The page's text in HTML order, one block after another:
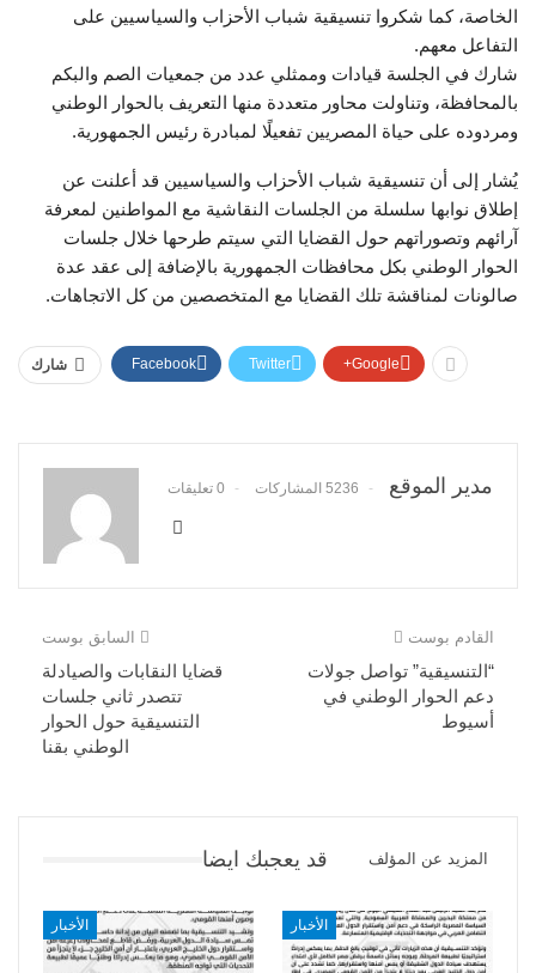
الخاصة، كما شكروا تنسيقية شباب الأحزاب والسياسيين على
التفاعل معهم.
شارك في الجلسة قيادات وممثلي عدد من جمعيات الصم والبكم
بالمحافظة، و‏تناولت محاور متعددة منها التعريف بالحوار الوطني
ومردوده على حياة المصريين تفعيلًا لمبادرة رئيس الجمهورية.
يُشار إلى أن تنسيقية شباب الأحزاب والسياسيين قد أعلنت عن
إطلاق نوابها سلسلة من الجلسات النقاشية مع المواطنين لمعرفة
آرائهم وتصوراتهم حول القضايا التي سيتم طرحها خلال جلسات
الحوار الوطني بكل محافظات الجمهورية بالإضافة إلى عقد عدة
صالونات لمناقشة تلك القضايا مع المتخصصين من كل الاتجاهات.
شارك Facebook Twitter Google+
مدير الموقع 5236 المشاركات 0 تعليقات
السابق بوست
قضايا النقابات والصيادلة
تتصدر ثاني جلسات
التنسيقية حول الحوار
الوطني بقنا
القادم بوست
“التنسيقية” تواصل جولات
دعم الحوار الوطني في
أسيوط
قد يعجبك ايضا المزيد عن المؤلف
الأخبار الأخبار